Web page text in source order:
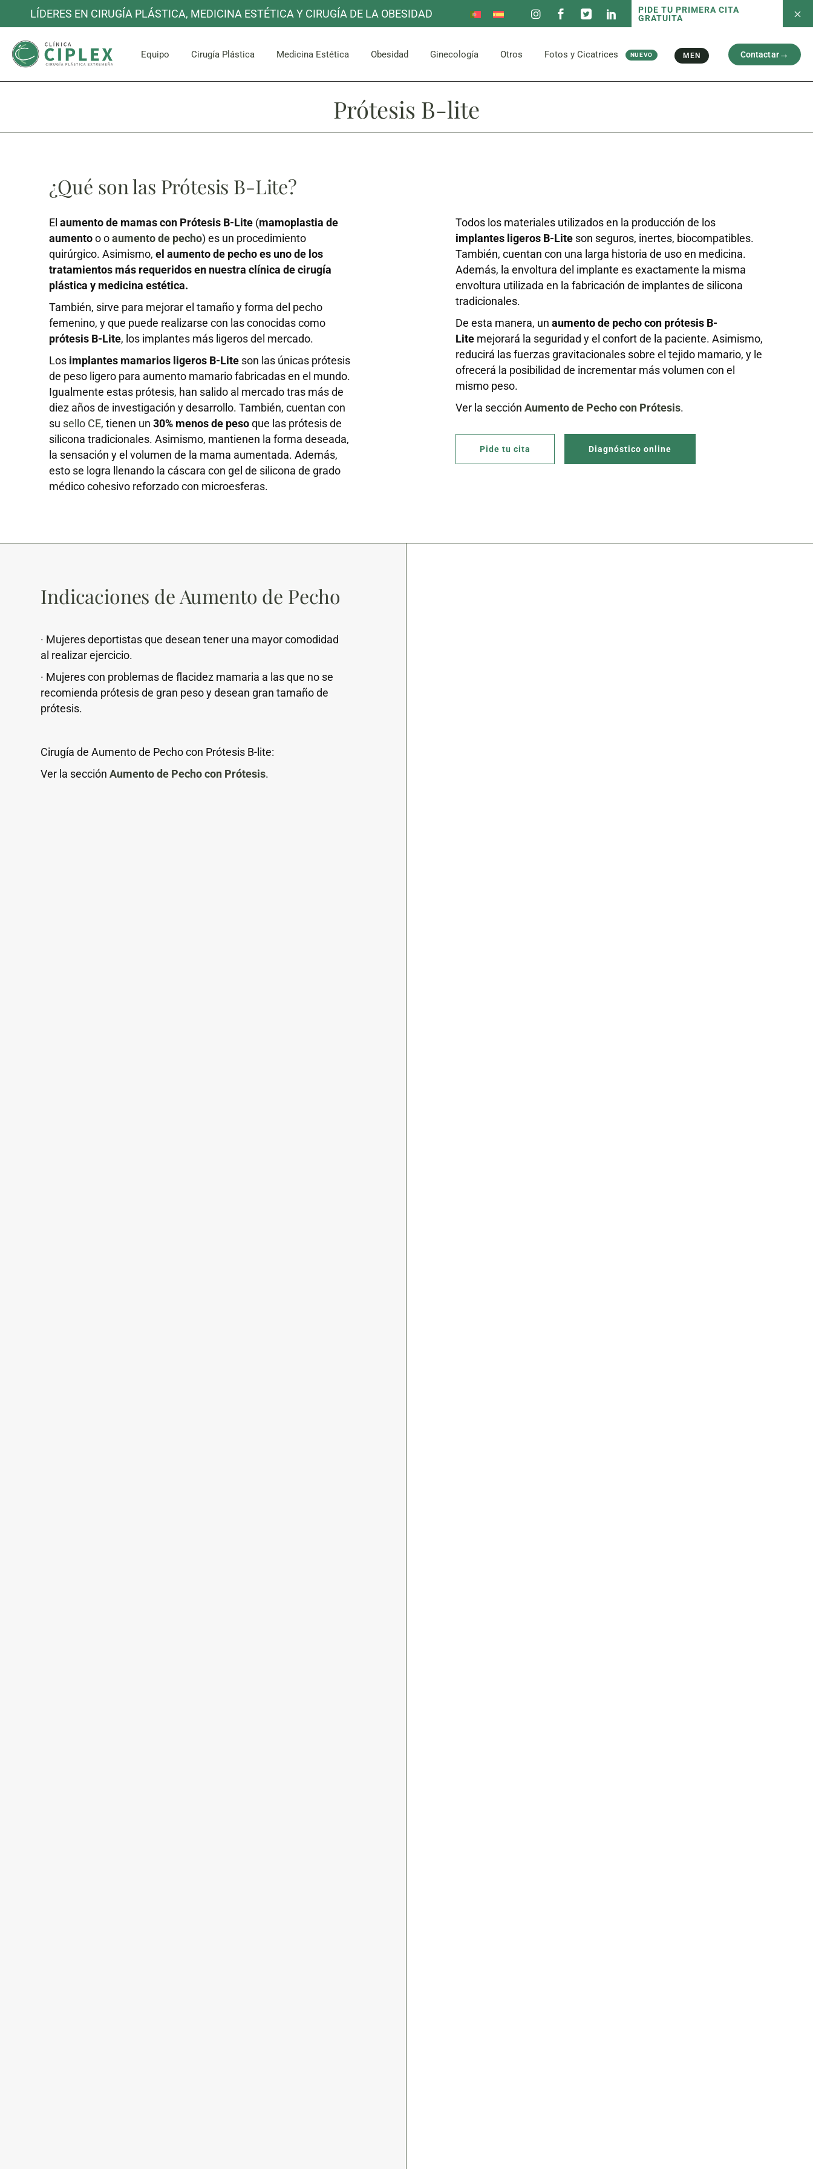
LÍDERES EN CIRUGÍA PLÁSTICA, MEDICINA ESTÉTICA Y CIRUGÍA DE LA OBESIDAD
PIDE TU PRIMERA CITA
GRATUITA
Equipo Cirugía Plástica
Mama
Brazos y Piernas
Medicina Estética Obesidad
Reducción de Estómago
Bypass Gástrico
Ginecología Otros Fotos y Cicatrices NUEVO MEN Contactar
Mama
Brazos y Piernas
Reducción de Estómago
Bypass Gástrico
Otros serviciosFotos antes/después
Prótesis B-lite
¿Qué son las Prótesis B-Lite?
El aumento de mamas con Prótesis B-Lite(mamoplastia de
aumentoo oaumento de pecho) es un procedimiento
quirúrgico. Asimismo, el aumento de pecho es uno de los
tratamientos más requeridos en nuestra clínica de cirugía
plástica y medicina estética.
También, sirve para mejorar el tamaño y forma del pecho
femenino, y que puede realizarse con las conocidas como
prótesis B-Lite, los implantes más ligeros del mercado.
Los implantes mamarios ligeros B-Liteson las únicas prótesis
de peso ligero para aumento mamario fabricadas en el mundo.
Igualmente estas prótesis, han salido al mercado tras más de
diez años de investigación y desarrollo. También, cuentan con
su sello CE, tienen un 30% menos de pesoque las prótesis de
silicona tradicionales. Asimismo, mantienen la forma deseada,
la sensación y el volumen de la mama aumentada. Además,
esto se logra llenando la cáscara con gel de silicona de grado
médico cohesivo reforzado con microesferas.
Todos los materiales utilizados en la producción de los
implantes ligeros B-Liteson seguros, inertes, biocompatibles.
También, cuentan con una larga historia de uso en medicina.
Además, la envoltura del implante es exactamente la misma
envoltura utilizada en la fabricación de implantes de silicona
tradicionales.
De esta manera, un aumento de pecho con prótesis B-
Litemejorará la seguridad y el confort de la paciente. Asimismo,
reducirá las fuerzas gravitacionales sobre el tejido mamario, y le
ofrecerá la posibilidad de incrementar más volumen con el
mismo peso.
Ver la sección Aumento de Pecho con Prótesis.
Pide tu cita Diagnóstico online
Indicaciones de Aumento de Pecho
· Mujeres deportistas que desean tener una mayor comodidad
al realizar ejercicio.
· Mujeres con problemas de flacidez mamaria a las que no se
recomienda prótesis de gran peso y desean gran tamaño de
prótesis.
Cirugía de Aumento de Pecho con Prótesis B-lite:
Ver la sección Aumento de Pecho con Prótesis.